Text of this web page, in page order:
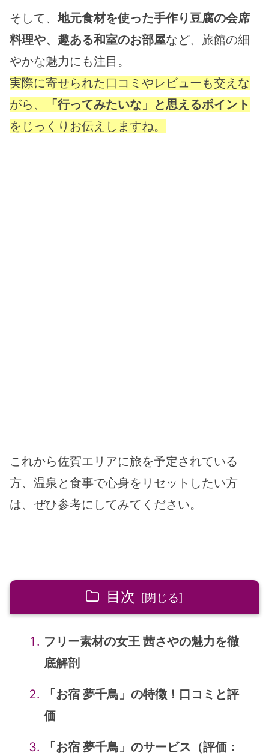
そして、地元食材を使った手作り豆腐の会席
料理や、趣ある和室のお部屋など、旅館の細
やかな魅力にも注目。
実際に寄せられた口コミやレビューも交えな
がら、
「行ってみたいな」と思えるポイント
をじっくりお伝えしますね。
これから佐賀エリアに旅を予定されている
方、温泉と食事で心身をリセットしたい方
は、ぜひ参考にしてみてください。
目次
フリー素材の女王 茜さやの魅力を徹
底解剖
「お宿 夢千鳥」の特徴！口コミと評
価
「お宿 夢千鳥」のサービス（評価：